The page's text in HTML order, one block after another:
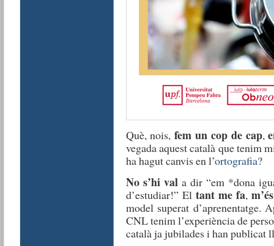
Què, nois,fem un cop de cap,
vegada aquest català que tenim
ha hagut canvis en l’ortografia?
No s’hi vala dir “em *dona
d’estudiar!” El tant me fa,
model superat
CNL tenim l’experiència de
català ja jubilades i han publicat